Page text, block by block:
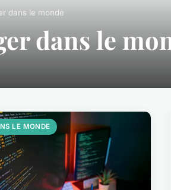
dans le monde
dans le
LE MONDE